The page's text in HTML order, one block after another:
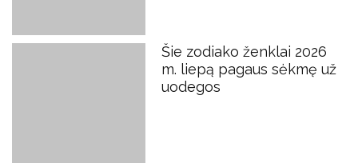
Šie zodiako ženklai 2026
m. liepą pagaus sėkmę už
uodegos